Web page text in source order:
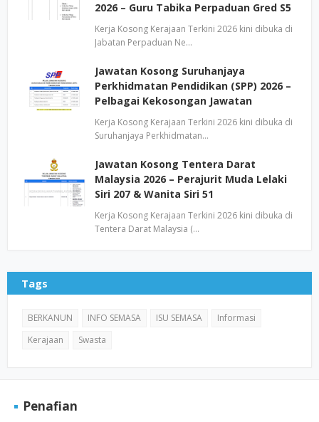
2026 – Guru Tabika Perpaduan Gred S5
Kerja Kosong Kerajaan Terkini 2026 kini dibuka di
Jabatan Perpaduan Ne…
Jawatan Kosong Suruhanjaya
Perkhidmatan Pendidikan (SPP) 2026 –
Pelbagai Kekosongan Jawatan
Kerja Kosong Kerajaan Terkini 2026 kini dibuka di
Suruhanjaya Perkhidmatan…
Jawatan Kosong Tentera Darat
Malaysia 2026 – Perajurit Muda Lelaki
Siri 207 & Wanita Siri 51
Kerja Kosong Kerajaan Terkini 2026 kini dibuka di
Tentera Darat Malaysia (…
Tags
BERKANUN INFO SEMASA ISU SEMASA
Informasi
Kerajaan
Swasta
Penafian